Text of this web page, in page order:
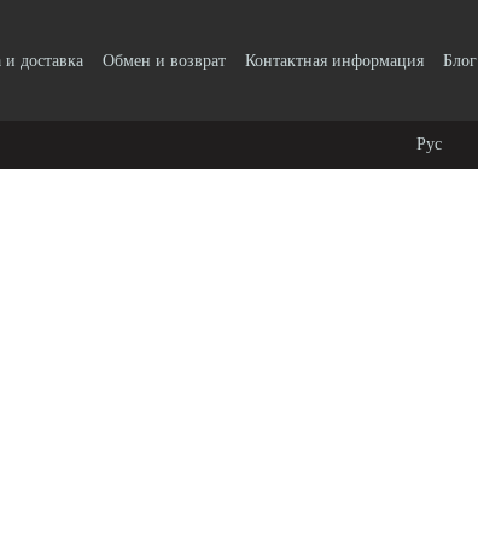
доставка Обмен и возврат Контактная информация
Блог
Рус